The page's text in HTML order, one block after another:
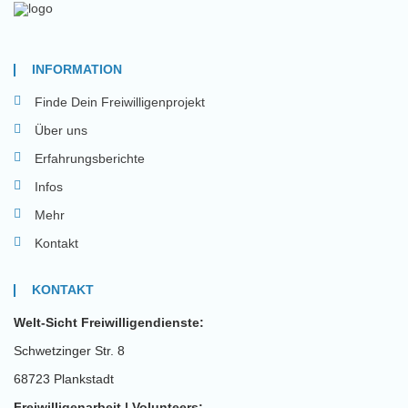
INFORMATION
Finde Dein Freiwilligenprojekt
Über uns
Erfahrungsberichte
Infos
Mehr
Kontakt
KONTAKT
Welt-Sicht Freiwilligendienste:
Schwetzinger Str. 8
68723 Plankstadt